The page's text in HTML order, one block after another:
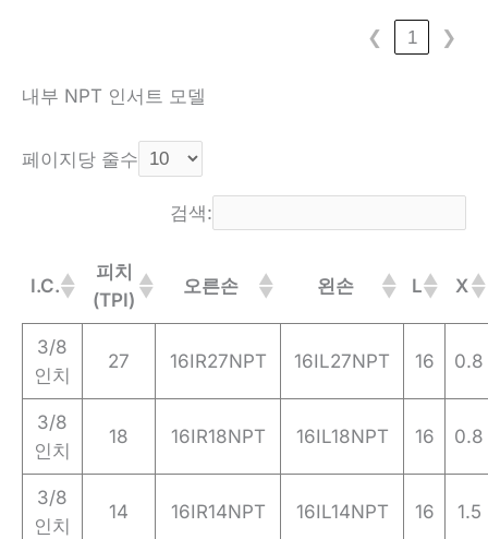
❮ 1 ❯
내부 NPT 인서트 모델
페이지당 줄수
검색:
I.C.
피치
(TPI)
오른손 왼손 L X
3/8
인치
27 16IR27NPT 16IL27NPT 16 0.8
3/8
인치
18 16IR18NPT 16IL18NPT 16 0.8
3/8
인치
14 16IR14NPT 16IL14NPT 16 1.5